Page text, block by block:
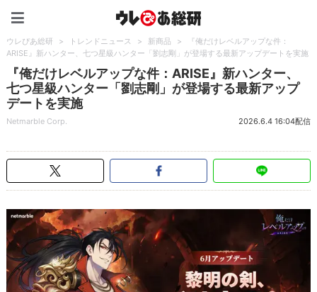
ウレぴあ総研 > トレンドニュース > 新商品 >
『俺だけレベルアップな件：
ARISE』新ハンター、七つ星級ハンター「劉志剛」が登場する最新アップデートを実施
『俺だけレベルアップな件：ARISE』新ハンター、
七つ星級ハンター「劉志剛」が登場する最新アップ
デートを実施
Netmarble Corp. 2026.6.4 16:04配信